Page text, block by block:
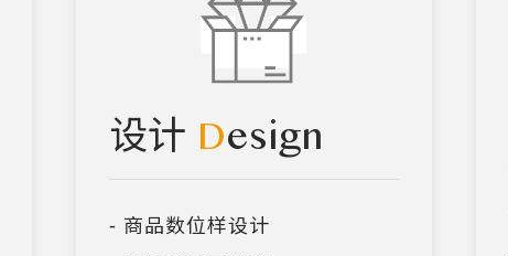
设计 Design
- 商品数位样设计